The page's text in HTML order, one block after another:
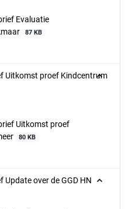
Evaluatie
87 KB
Uitkomst proef Kindcentrum
Uitkomst proef
80 KB
over de GGD HN